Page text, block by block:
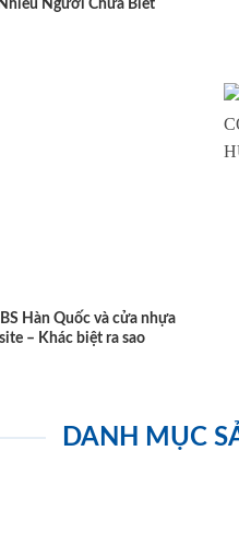
Người Chưa Biết
Hàn Quốc và cửa nhựa
– Khác biệt ra sao
DANH MỤC